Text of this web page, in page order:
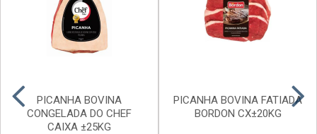
PICANHA BOVINA
CONGELADA DO CHEF
CAIXA ±25KG
PICANHA BOVINA FATIADA
BORDON CX±20KG